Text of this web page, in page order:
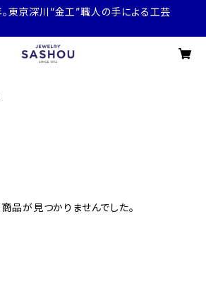
東京深川“金工”職人の手による工芸
品が見つかりませんでした。